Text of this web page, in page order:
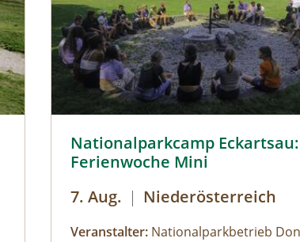
Nationalparkcamp Eckartsau:
Ferienwoche Mini
7. Aug. | Niederösterreich
Veranstalter: Nationalparkbetrieb